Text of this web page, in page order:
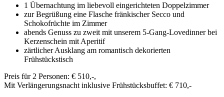
1 Übernachtung im liebevoll eingerichteten Doppelzimmer
zur Begrüßung eine Flasche fränkischer Secco und
Schokofrüchte im Zimmer
abends Genuss zu zweit mit unserem 5-Gang-Lovedinner bei
Kerzenschein mit Aperitif
zärtlicher Ausklang am romantisch dekorierten
Frühstückstisch
Preis für 2 Personen: € 510,-,
Mit Verlängerungsnacht inklusive Frühstücksbuffet: € 710,-